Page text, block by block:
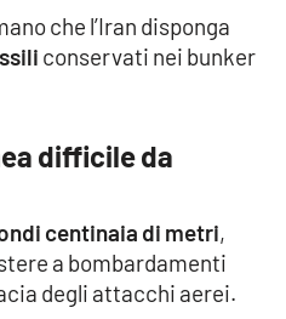
che l’Iran disponga
conservati nei bunker
difficile da
centinaia di metri,
a bombardamenti
degli attacchi aerei.